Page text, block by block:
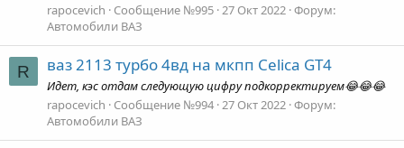
rapocevich
Сообщение №995 27 Окт 2022 Форум:
Автомобили ВАЗ
R ваз 2113 турбо 4вд на мкпп Celica GT4
Идет, кэс отдам следующую цифру подкорректируем😂😂😂
rapocevich
Сообщение №994 27 Окт 2022 Форум:
Автомобили ВАЗ